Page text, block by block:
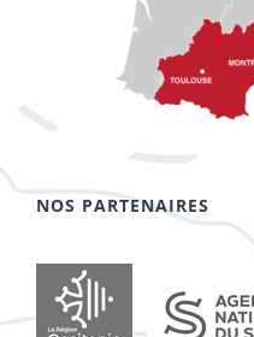
NOS PARTENAIRES